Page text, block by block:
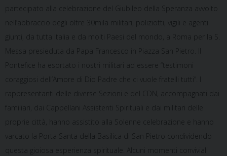
partecipato alla celebrazione del Giubileo della Speranza avvolto
nell’abbraccio degli oltre 30mila militari, poliziotti, vigili e agenti
giunti, da tutta Italia e da molti Paesi del mondo, a Roma per la S.
Messa presieduta da Papa Francesco in Piazza San Pietro. Il
Pontefice ha esortato i nostri militari ad essere “testimoni
coraggiosi dell’Amore di Dio Padre che ci vuole fratelli tutti”. I
rappresentanti delle diverse Sezioni e del CDN, accompagnati dai
familiari, dai Cappellani Assistenti Spirituali e dai militari delle
proprie città, hanno assistito alla Solenne celebrazione e hanno
varcato la Porta Santa della Basilica di San Pietro condividendo
questa gioiosa esperienza spirituale. Alcuni momenti conviviali